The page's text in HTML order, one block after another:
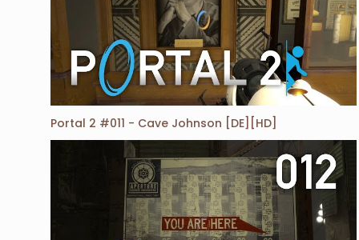
Portal 2 #011 - Cave Johnson [DE][HD]